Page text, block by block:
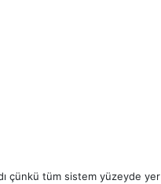
çünkü tüm sistem yüzeyde yer